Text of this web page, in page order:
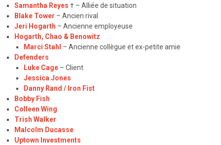
Samantha Reyes † – Alliée de situation
Blake Tower – Ancien rival
Jeri Hogarth – Ancienne employeuse
Hogarth, Chao & Benowitz
Marci Stahl – Ancienne collègue et ex-petite amie
Defenders
Luke Cage – Client
Jessica Jones
Danny Rand / Iron Fist
Bobby Fish
Colleen Wing
Trish Walker
Malcolm Ducasse
Uptown Investments